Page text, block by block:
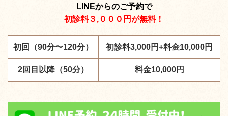
LINEからのご予約で
初診料３,０００円が無料！
初回（90分〜120分） 初診料3,000円+料金10,000円
2回目以降（50分） 料金10,000円